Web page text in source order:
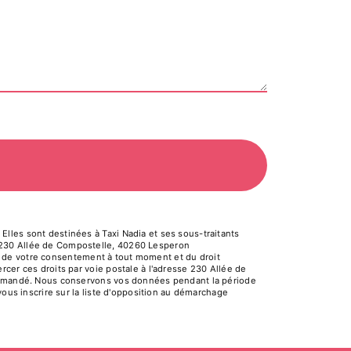
sont destinées à Taxi Nadia et ses sous-traitants
Allée de Compostelle, 40260 Lesperon
de votre consentement à tout moment et du droit
ces droits par voie postale à l'adresse 230 Allée de
Nous conservons vos données pendant la période
inscrire sur la liste d'opposition au démarchage